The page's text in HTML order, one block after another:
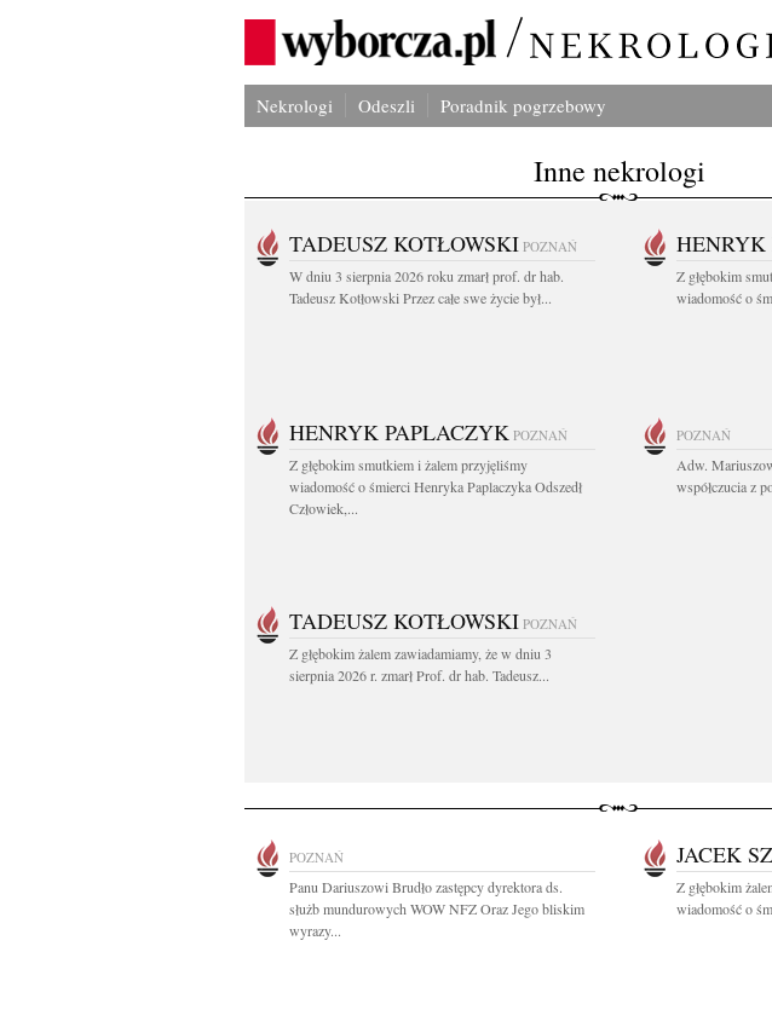
Nekrologi Odeszli Poradnik pogrzebowy
Inne nekrologi
TADEUSZ KOTŁOWSKI POZNAŃ
W dniu 3 sierpnia 2026 roku zmarł prof. dr hab.
Tadeusz Kotłowski Przez całe swe życie był...
Z głębokim
wiadomość o
HENRYK PAPLACZYK POZNAŃ
Z głębokim smutkiem i żalem przyjęliśmy
wiadomość o śmierci Henryka Paplaczyka Odszedł
Człowiek,...
POZNAŃ
Adw.
współczucia z
TADEUSZ KOTŁOWSKI POZNAŃ
Z głębokim żalem zawiadamiamy, że w dniu 3
sierpnia 2026 r. zmarł Prof. dr hab. Tadeusz...
POZNAŃ
Panu Dariuszowi Brudło zastępcy dyrektora ds.
służb mundurowych WOW NFZ Oraz Jego bliskim
wyrazy...
JACEK
Z głębokim
wiadomość o